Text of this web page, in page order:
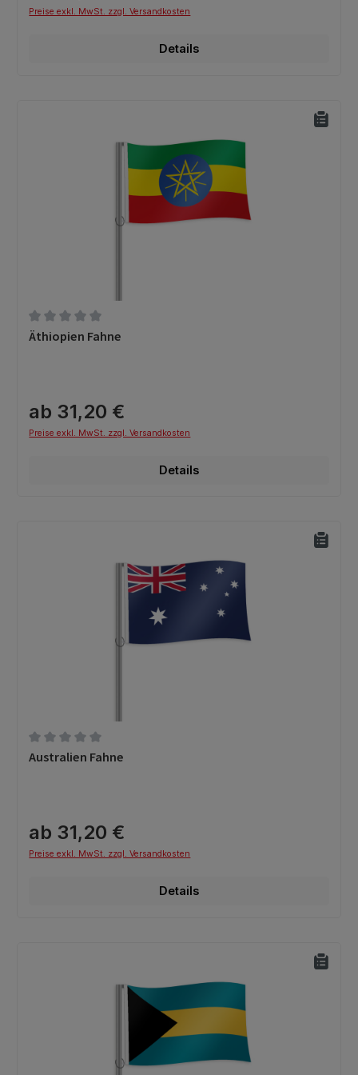
Preise exkl. MwSt. zzgl. Versandkosten
Details
Durchschnittliche Bewertung von 0 von 5 Sternen
Äthiopien Fahne
ab 31,20 €
Preise exkl. MwSt. zzgl. Versandkosten
Details
Durchschnittliche Bewertung von 0 von 5 Sternen
Australien Fahne
ab 31,20 €
Preise exkl. MwSt. zzgl. Versandkosten
Details